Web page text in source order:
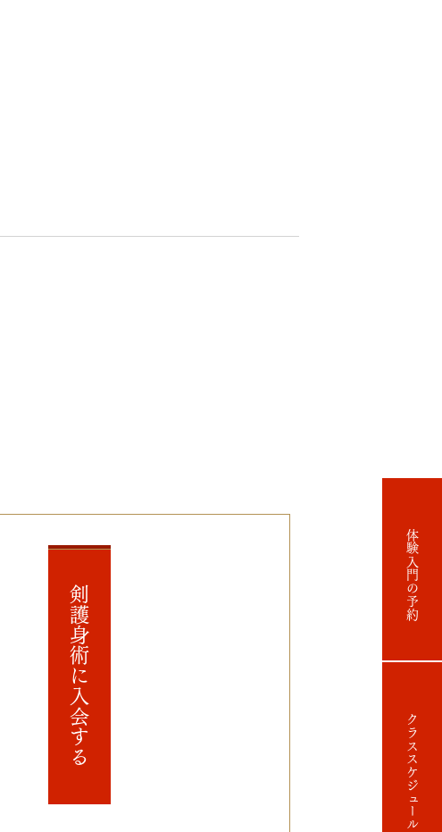
体験入門の予約
クラススケジュール
剣護身術に入会する